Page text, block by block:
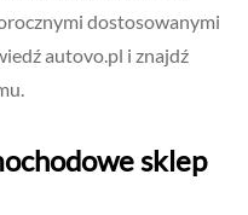
dostosowanymi
autovo.pl i znajdź
sklep